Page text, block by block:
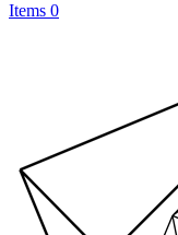
Items 0